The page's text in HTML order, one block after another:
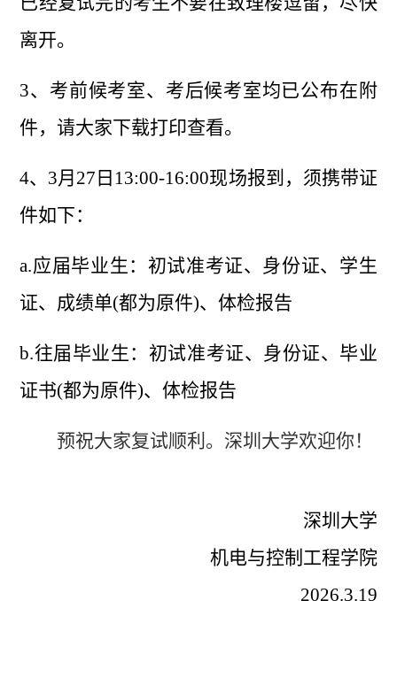
中文 English
离开。
3、考前候考室、考后候考室均已公布在附
件，请大家下载打印查看。
4、3月27日13:00-16:00现场报到，须携带证
件如下：
a.应届毕业生：初试准考证、身份证、学生
证、成绩单(都为原件)、体检报告
b.往届毕业生：初试准考证、身份证、毕业
证书(都为原件)、体检报告
预祝大家复试顺利。深圳大学欢迎你！
深圳大学
机电与控制工程学院
2026.3.19